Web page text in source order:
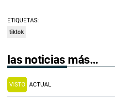
ETIQUETAS:
tiktok
las noticias más…
VISTO ACTUAL